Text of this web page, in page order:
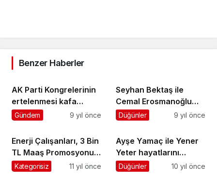
Benzer Haberler
AK Parti Kongrelerinin
ertelenmesi kafa
karıştırdı
Gündem 9 yıl önce
Seyhan Bektaş ile
Cemal Erosmanoğlu
evleniyor
Düğünler 9 yıl önce
Enerji Çalışanları, 3 Bin
TL Maaş Promosyonu
Alacak
Kategorisiz 11 yıl önce
Ayşe Yamaç ile Yener
Yeter hayatlarını
birleştirdi
Düğünler 10 yıl önce